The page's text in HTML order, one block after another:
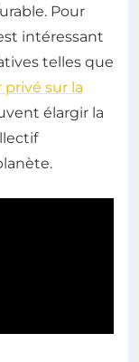
Pour
intéressant
telles que
privé sur la
élargir la